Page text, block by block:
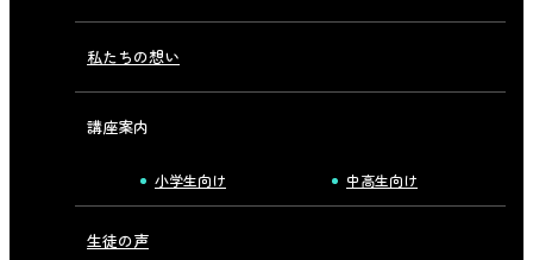
私たちの想い
講座案内
小学生向け 中高生向け
生徒の声